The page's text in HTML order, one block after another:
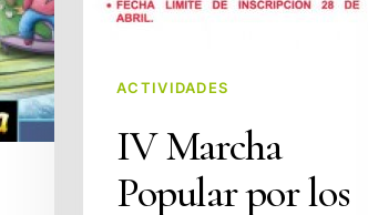
ACTIVIDADES
IV Marcha
Popular por los